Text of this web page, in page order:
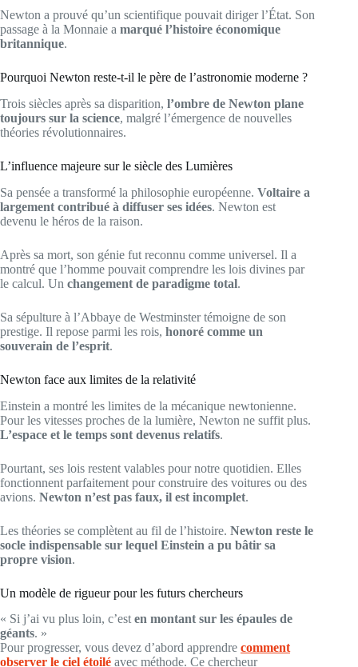
Newton a prouvé qu’un scientifique pouvait diriger l’État. Son
passage à la Monnaie a marqué l’histoire économique
britannique.
Pourquoi Newton reste-t-il le père de l’astronomie moderne ?
Trois siècles après sa disparition, l’ombre de Newton plane
toujours sur la science, malgré l’émergence de nouvelles
théories révolutionnaires.
L’influence majeure sur le siècle des Lumières
Sa pensée a transformé la philosophie européenne. Voltaire a
largement contribué à diffuser ses idées. Newton est
devenu le héros de la raison.
Après sa mort, son génie fut reconnu comme universel. Il a
montré que l’homme pouvait comprendre les lois divines par
le calcul. Un changement de paradigme total.
Sa sépulture à l’Abbaye de Westminster témoigne de son
prestige. Il repose parmi les rois, honoré comme un
souverain de l’esprit.
Newton face aux limites de la relativité
Einstein a montré les limites de la mécanique newtonienne.
Pour les vitesses proches de la lumière, Newton ne suffit plus.
L’espace et le temps sont devenus relatifs.
Pourtant, ses lois restent valables pour notre quotidien. Elles
fonctionnent parfaitement pour construire des voitures ou des
avions. Newton n’est pas faux, il est incomplet.
Les théories se complètent au fil de l’histoire. Newton reste le
socle indispensable sur lequel Einstein a pu bâtir sa
propre vision.
Un modèle de rigueur pour les futurs chercheurs
« Si j’ai vu plus loin, c’est en montant sur les épaules de
géants. »
Pour progresser, vous devez d’abord apprendre comment
observer le ciel étoilé avec méthode. Ce chercheur